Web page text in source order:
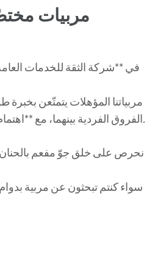
مربيات
في **شركة الثقة للخدمات
مربياتنا المؤهلات يتمتّعن
الفروق الفردية بينهما، مع **اهتمام خاص بكلّ صغير** من حيث التغذية، النوم، اللعب، والتفاعل العاطفي.
نحرص على خلق جوّ مفعم بالحنان
سواء كنتم تبحثون عن مربية